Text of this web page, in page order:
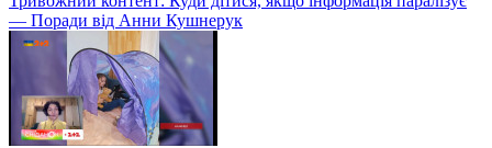
— Поради від Анни Кушнерук